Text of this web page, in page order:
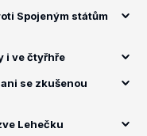
Spojeným státům
i ve čtyřhře
se zkušenou
Lehečku